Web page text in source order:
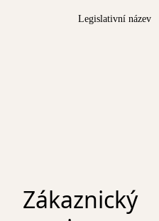
Legislativní název
Zákaznický